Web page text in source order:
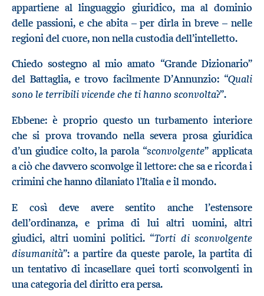
appartiene al linguaggio giuridico, ma al dominio
delle passioni, e che abita – per dirla in breve – nelle
regioni del cuore, non nella custodia dell’intelletto.
Chiedo sostegno al mio amato “Grande Dizionario”
del Battaglia, e trovo facilmente D’Annunzio: “Quali
sono le terribili vicende che ti hanno sconvolta?”.
Ebbene: è proprio questo un turbamento interiore
che si prova trovando nella severa prosa giuridica
d’un giudice colto, la parola “sconvolgente” applicata
a ciò che davvero sconvolge il lettore: che sa e ricorda i
crimini che hanno dilaniato l’Italia e il mondo.
E così deve avere sentito anche l’estensore
dell’ordinanza, e prima di lui altri uomini, altri
giudici, altri uomini politici. “Torti di sconvolgente
disumanità”: a partire da queste parole, la partita di
un tentativo di incasellare quei torti sconvolgenti in
una categoria del diritto era persa.